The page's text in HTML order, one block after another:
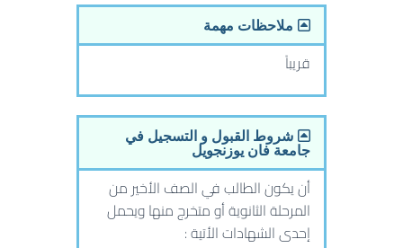
ملاحظات مهمة
قريباً
شروط القبول و التسجيل في
جامعة فان يوزنجويل
أن يكون الطالب في الصف الأخير من
المرحلة الثانوية أو متخرج منها ويحمل
إحدى الشهادات الأتية :